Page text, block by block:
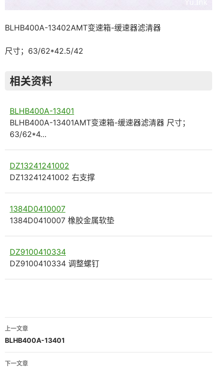
BLHB400A-13402AMT变速箱-缓速器滤清器
尺寸；63/62*42.5/42
相关资料
BLHB400A-13401
BLHB400A-13401AMT变速箱-缓速器滤清器 尺寸；
63/62*4…
DZ13241241002
DZ13241241002 右支撑
1384D0410007
1384D0410007 橡胶金属软垫
DZ9100410334
DZ9100410334 调整螺钉
文
章
导
上一文章
BLHB400A-13401
下一文章